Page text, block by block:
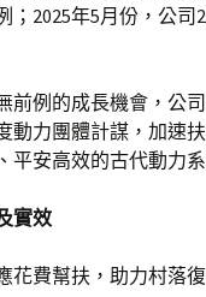
；2025年5月份，公司
前例的成長機會，公
動力團體計謀，加速
平安高效的古代動力
實效
花費幫扶，助力村落